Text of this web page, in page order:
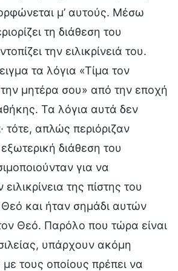
μ’ αυτούς. Μέσω
τη διάθεση του
την ειλικρίνειά του.
τα λόγια «Τίμα τον
μητέρα σου» από την εποχή
Τα λόγια αυτά δεν
τότε, απλώς περιόριζαν
διάθεση του
για να
της πίστης του
και ήταν σημάδι αυτών
Θεό. Παρόλο που τώρα είναι
υπάρχουν ακόμη
τους οποίους πρέπει να